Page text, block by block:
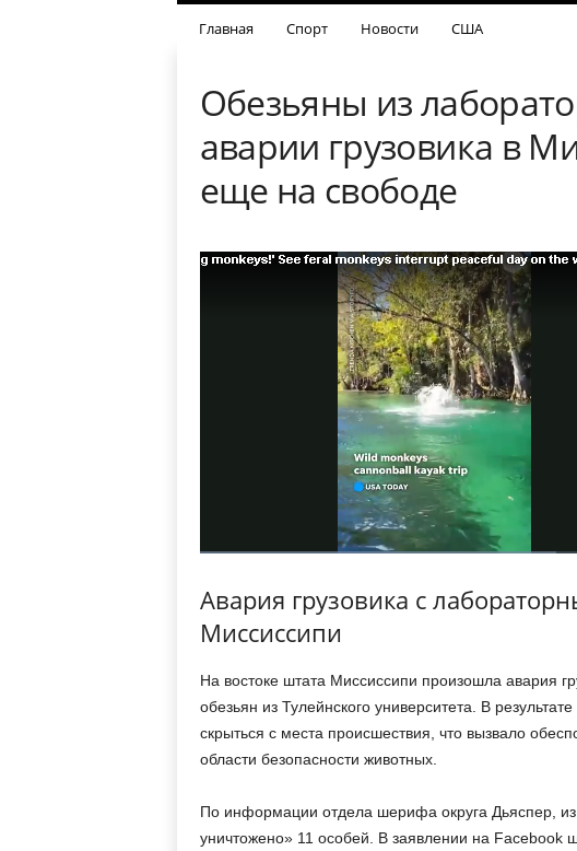
Главная Спорт Новости США
Обезьяны из
аварии грузовика в
еще на свободе
Авария грузовика с
Миссиссипи
На востоке штата Миссиссипи произошла авария
обезьян из Тулейнского университета. В
скрыться с места происшествия, что вызвало
области безопасности животных.
По информации отдела шерифа округа Дьяспер,
уничтожено» 11 особей. В заявлении на Facebook